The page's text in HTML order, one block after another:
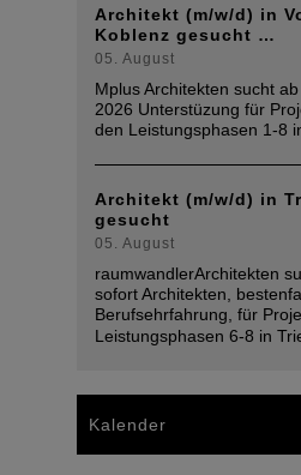
Architekt (m/w/d) in
Koblenz gesucht …
05. August
Mplus Architekten sucht
2026 Unterstüzung für
den Leistungsphasen 1-8
Architekt (m/w/d) in
gesucht
05. August
raumwandlerArchitekten
sofort Architekten,
Berufsehrfahrung, für
Leistungsphasen 6-8 in
Kalender